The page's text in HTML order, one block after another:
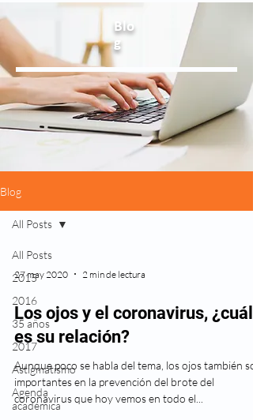
Blo
g
Blog
All Posts
2015
2016
35 años
2017
Astigmatismo
Agenda
académica
All Posts
27 may 2020 2 min de lectura
Los ojos y el coronavirus, ¿cuál
es su relación?
Aunque poco se habla del tema, los ojos también
importantes en la prevención del brote del
coronavirus que hoy vemos en todo el...